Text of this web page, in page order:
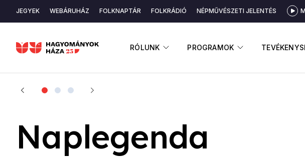
tartalomra
RÓLUNK ALMENÜ MEGNYITÁSA
PROGRAMOK ALMENÜ
Másodlagos
JEGYEK WEBÁRUHÁZ FOLKNAPTÁR FOLKRÁDIÓ NÉPMŰVÉSZETI JELENTÉS
Címlap
Nap­le­gen­da